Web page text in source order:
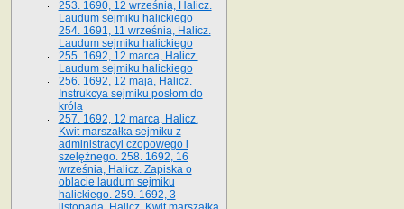
253. 1690, 12 września, Halicz.
Laudum sejmiku halickiego
254. 1691, 11 września, Halicz.
Laudum sejmiku halickiego
255. 1692, 12 marca, Halicz.
Laudum sejmiku halickiego
256. 1692, 12 maja, Halicz.
Instrukcya sejmiku posłom do
króla
257. 1692, 12 marca, Halicz.
Kwit marszałka sejmiku z
administracyi czopowego i
szelężnego. 258. 1692, 16
września, Halicz. Zapiska o
oblacie laudum sejmiku
halickiego. 259. 1692, 3